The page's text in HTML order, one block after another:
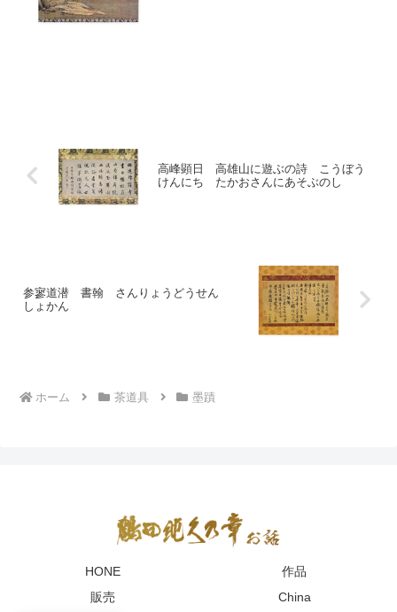
高峰顕日 高雄山に遊ぶの詩 こうぼう
けんにち たかおさんにあそぶのし
参寥道潜 書翰 さんりょうどうせん
しょかん
ホーム 茶道具 墨蹟
HONE
作品
販売
China